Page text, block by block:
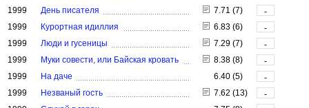
1999
День писателя 7.71 (7)
-
1999
Курортная идиллия 6.83 (6)
-
1999
Люди и гусеницы 7.29 (7)
-
1999
Муки совести, или Байская кровать 8.38 (8)
-
1999
На даче 6.40 (5)
-
1999
Незваный гость 7.62 (13)
-